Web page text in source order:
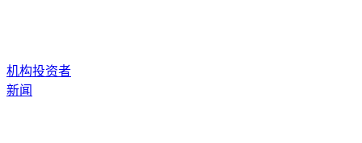
机构投资者
新闻